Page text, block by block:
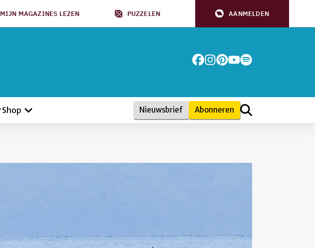
MIJN MAGAZINES LEZEN PUZZELEN AANMELDEN
Shop Nieuwsbrief Abonneren